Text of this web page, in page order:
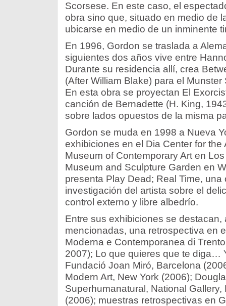
Scorsese. En este caso, el
obra sino que, situado en medio de
ubicarse en medio de un inminente
En 1996, Gordon se traslada a
siguientes dos años vive entre
Durante su residencia allí, crea
(After William Blake) para el
En esta obra se proyectan El
canción de Bernadette (H. King,
sobre lados opuestos de la misma
Gordon se muda en 1998 a Nueva
exhibiciones en el Dia Center for the
Museum of Contemporary Art en
Museum and Sculpture Garden en
presenta Play Dead; Real Time, una
investigación del artista sobre el
control externo y libre albedrío.
Entre sus exhibiciones se destacan,
mencionadas, una retrospectiva en
Moderna e Contemporanea di
2007); Lo que quieres que te diga…
Fundació Joan Miró, Barcelona
Modern Art, New York (2006);
Superhumanatural, National
(2006); muestras retrospectivas en